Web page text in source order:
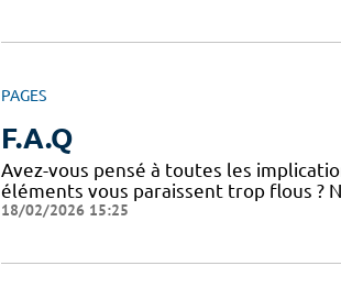
PAGES
F.A.Q
Avez-vous pensé à toutes les
éléments vous paraissent trop flous ?
18/02/2026 15:25